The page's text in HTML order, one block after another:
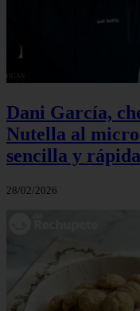
Dani García,
Nutella al
sencilla y
28/02/2026